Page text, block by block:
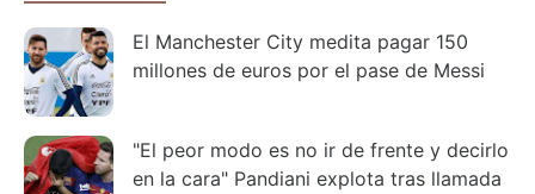
El Manchester City medita pagar 150
millones de euros por el pase de Messi
"El peor modo es no ir de frente y decirlo
en la cara" Pandiani explota tras llamada